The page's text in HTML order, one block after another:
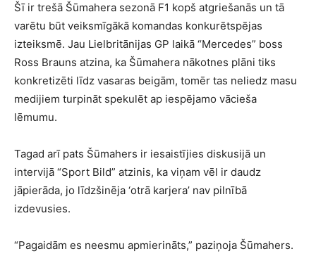
Šī ir trešā Šūmahera sezonā F1 kopš atgriešanās un tā
varētu būt veiksmīgākā komandas konkurētspējas
izteiksmē. Jau Lielbritānijas GP laikā “Mercedes” boss
Ross Brauns atzina, ka Šūmahera nākotnes plāni tiks
konkretizēti līdz vasaras beigām, tomēr tas neliedz masu
medijiem turpināt spekulēt ap iespējamo vācieša
lēmumu.
Tagad arī pats Šūmahers ir iesaistījies diskusijā un
intervijā “Sport Bild” atzinis, ka viņam vēl ir daudz
jāpierāda, jo līdzšinēja ‘otrā karjera’ nav pilnībā
izdevusies.
“Pagaidām es neesmu apmierināts,” paziņoja Šūmahers.